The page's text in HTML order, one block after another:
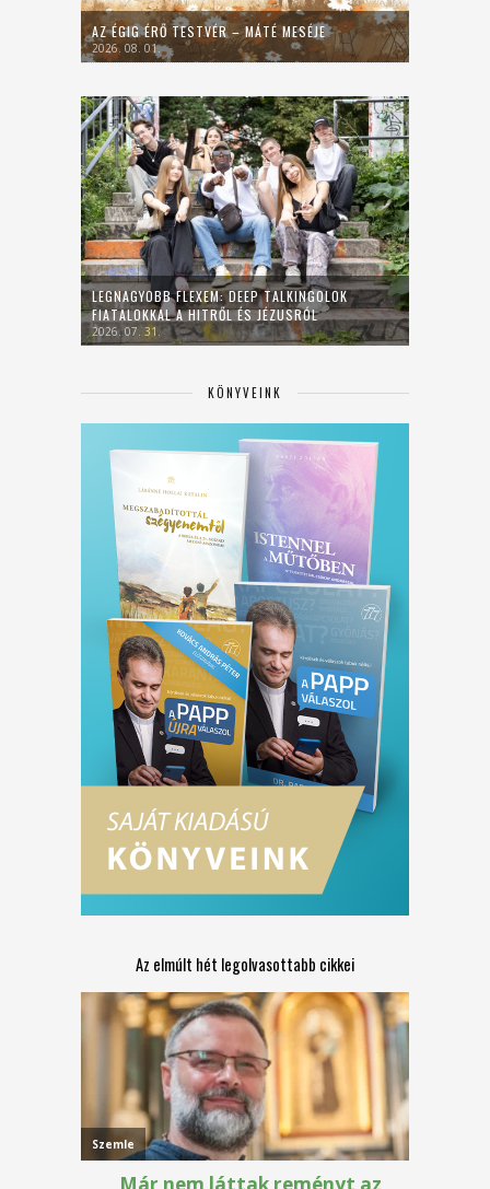
AZ ÉGIG ÉRŐ TESTVÉR – MÁTÉ MESÉJE
2026. 08. 01.
LEGNAGYOBB FLEXEM: DEEP TALKINGOLOK
FIATALOKKAL A HITRŐL ÉS JÉZUSRÓL
2026. 07. 31.
KÖNYVEINK
Az elmúlt hét legolvasottabb cikkei